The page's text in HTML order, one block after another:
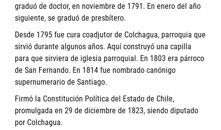
graduó de doctor, en noviembre de 1791. En enero del año
siguiente, se graduó de presbítero.
Desde 1795 fue cura coadjutor de Colchagua, parroquia que
sirvió durante algunos años. Aquí construyó una capilla
para que sirviera de iglesia parroquial. En 1803 era párroco
de San Fernando. En 1814 fue nombrado canónigo
supernumerario de Santiago.
Firmó la Constitución Política del Estado de Chile,
promulgada en 29 de diciembre de 1823, siendo diputado
por Colchagua.